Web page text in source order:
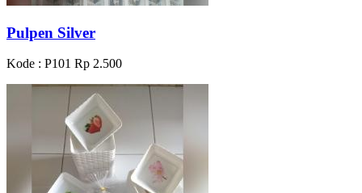
Pulpen Silver
Kode : P101 Rp 2.500